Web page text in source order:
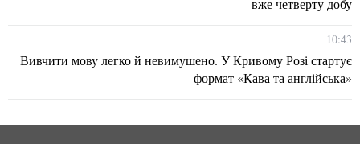
вже четверту добу
10:43
Вивчити мову легко й невимушено. У Кривому Розі стартує
формат «Кава та англійська»